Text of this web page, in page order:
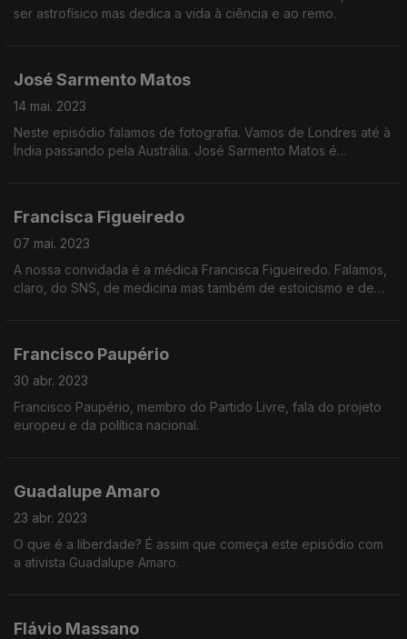
ser astrofísico mas dedica a vida à ciência e ao remo.
José Sarmento Matos
14 mai. 2023
Neste episódio falamos de fotografia. Vamos de Londres até à
Índia passando pela Austrália. José Sarmento Matos é
Francisca Figueiredo
07 mai. 2023
A nossa convidada é a médica Francisca Figueiredo. Falamos,
claro, do SNS, de medicina mas também de estoicismo e de
Francisco Paupério
30 abr. 2023
Francisco Paupério, membro do Partido Livre, fala do projeto
europeu e da política nacional.
Guadalupe Amaro
23 abr. 2023
O que é a liberdade? É assim que começa este episódio com
a ativista Guadalupe Amaro.
Flávio Massano